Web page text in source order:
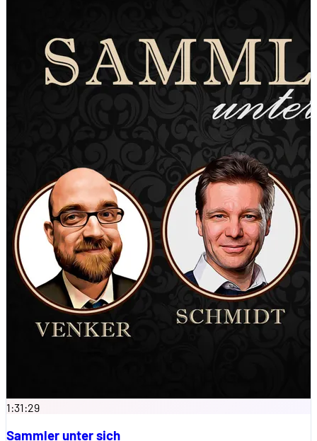
1:31:29
Sammler unter sich